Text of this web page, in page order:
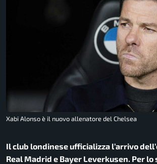
Xabi Alonso è il nuovo allenatore del Chelsea
Il club londinese ufficializza l’arrivo
Real Madrid e Bayer Leverkusen. Per lo